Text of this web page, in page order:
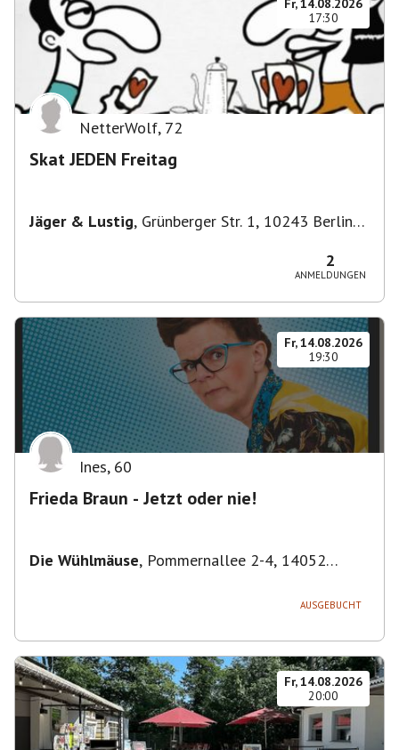
Fr, 14.08.2026
17:30
NetterWolf, 72
Skat JEDEN Freitag
Jäger & Lustig, Grünberger Str. 1, 10243 Berlin-
2
ANMELDUNGEN
Fr, 14.08.2026
19:30
Ines, 60
Frieda Braun - Jetzt oder nie!
Die Wühlmäuse, Pommernallee 2-4, 14052
AUSGEBUCHT
Fr, 14.08.2026
20:00